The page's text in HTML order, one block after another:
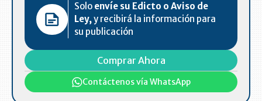
Solo envíe su Edicto o Aviso de
Ley,y recibirá la información para
su publicación
Comprar Ahora
Contáctenos vía WhatsApp